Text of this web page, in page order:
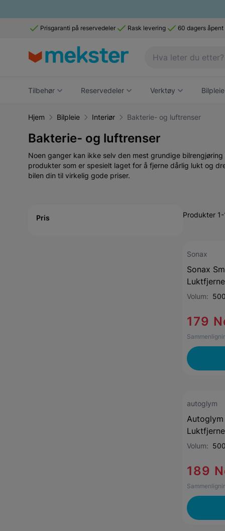
Prisgaranti på reservedeler Rask levering 60 dagers åpent
Tilbehør Reservedeler Verktøy Bilpleie
Hjem Bilpleie Interiør Bakterie- og luftrenser
Bakterie- og luftrenser
Noen ganger kan ikke selv den mest grundige
produkter som er spesielt laget for å fjerne dårlig lukt og
bilen din til virkelig gode priser.
Pris Produkter
Sonax
Sonax
Volum:
179
autoglym
Volum:
189